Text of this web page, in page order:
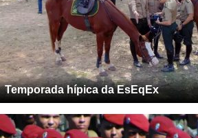
Temporada hípica da EsEqEx